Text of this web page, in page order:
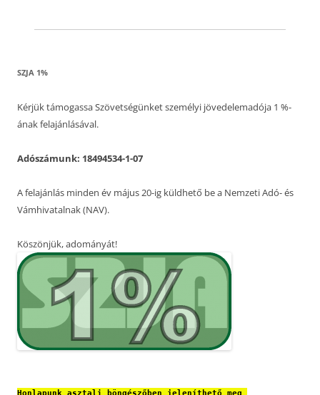
SZJA 1%
Kérjük támogassa Szövetségünket személyi jövedelemadója 1 %-
ának felajánlásával.
Adószámunk: 18494534-1-07
A felajánlás minden év május 20-ig küldhető be a Nemzeti Adó- és
Vámhivatalnak (NAV).
Köszönjük, adományát!
Honlapunk asztali böngészőben jeleníthető meg